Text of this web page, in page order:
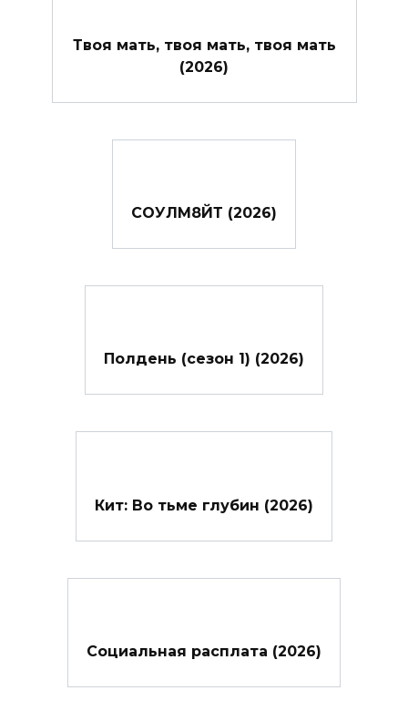
Твоя мать, твоя мать, твоя мать
(2026)
СОУЛМ8ЙТ (2026)
Полдень (сезон 1) (2026)
Кит: Во тьме глубин (2026)
Социальная расплата (2026)